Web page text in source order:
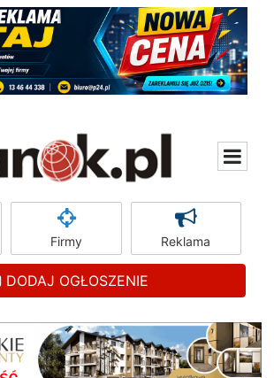
Firmy Reklama
DODAJ OGŁOSZENIE